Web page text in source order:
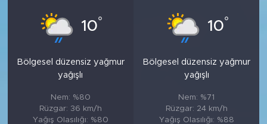
10°
Bölgesel düzensiz yağmur
yağışlı
Nem: %80
Rüzgar: 36 km/h
Yağış Olasılığı: %80
10°
Bölgesel düzensiz yağmur
yağışlı
Nem: %71
Rüzgar: 24 km/h
Yağış Olasılığı: %88